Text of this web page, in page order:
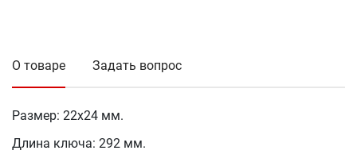
О товаре Задать вопрос
Размер: 22х24 мм.
Длина ключа: 292 мм.